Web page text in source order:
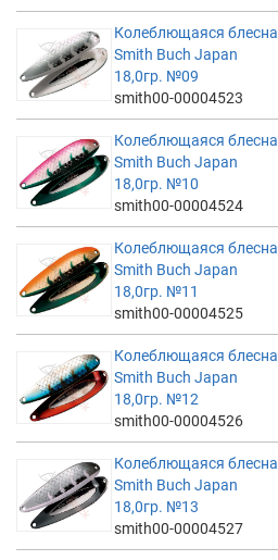
Колеблющаяся блесна
Smith Buch Japan
18,0гр. №09
smith00-00004523
Колеблющаяся блесна
Smith Buch Japan
18,0гр. №10
smith00-00004524
Колеблющаяся блесна
Smith Buch Japan
18,0гр. №11
smith00-00004525
Колеблющаяся блесна
Smith Buch Japan
18,0гр. №12
smith00-00004526
Колеблющаяся блесна
Smith Buch Japan
18,0гр. №13
smith00-00004527